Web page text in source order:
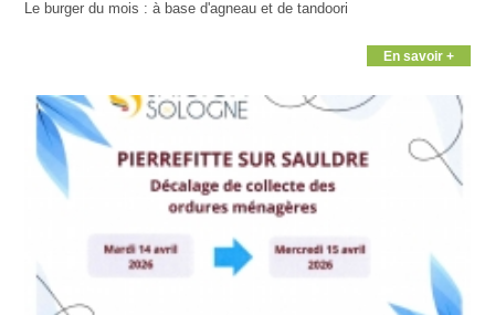
Le burger du mois : à base d'agneau et de tandoori
En savoir +